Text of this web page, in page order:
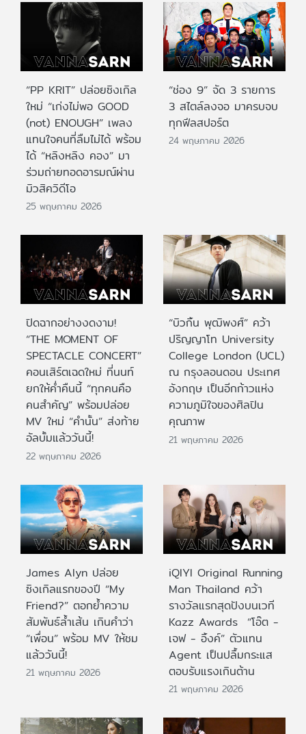
“PP KRIT” ปล่อยซิงเกิล
ใหม่ “เก่งไม่พอ GOOD
(not) ENOUGH” เพลง
แทนใจคนที่ลืมไม่ได้ พร้อม
ได้ “หลิงหลิง คอง” มา
ร่วมถ่ายทอดอารมณ์ผ่าน
มิวสิควิดีโอ
25 พฤษภาคม 2026
“ช่อง 9” จัด 3 รายการ
3 สไตล์ลงจอ มาครบจบ
ทุกฟีลสปอร์ต
24 พฤษภาคม 2026
ปิดฉากอย่างงดงาม!
“THE MOMENT OF
SPECTACLE CONCERT”
คอนเสิร์ตเฉดใหม่ ที่นนท์
ยกให้ค่ำคืนนี้ “ทุกคนคือ
คนสำคัญ” พร้อมปล่อย
MV ใหม่ “คำนั้น” ส่งท้าย
อัลบั้มแล้ววันนี้!
22 พฤษภาคม 2026
“บิวกิ้น พุฒิพงศ์” คว้า
ปริญญาโท University
College London (UCL)
ณ กรุงลอนดอน ประเทศ
อังกฤษ เป็นอีกก้าวแห่ง
ความภูมิใจของศิลปิน
คุณภาพ
21 พฤษภาคม 2026
James Alyn ปล่อย
ซิงเกิลแรกของปี “My
Friend?” ตอกย้ำความ
สัมพันธ์ล้ำเส้น เกินคำว่า
“เพื่อน” พร้อม MV ให้ชม
แล้ววันนี้!
21 พฤษภาคม 2026
iQIYI Original Running
Man Thailand คว้า
รางวัลแรกสุดปังบนเวที
Kazz Awards “โอ๊ต -
เจฟ - อิ้งค์” ตัวแทน
Agent เป็นปลื้มกระแส
ตอบรับแรงเกินต้าน
21 พฤษภาคม 2026